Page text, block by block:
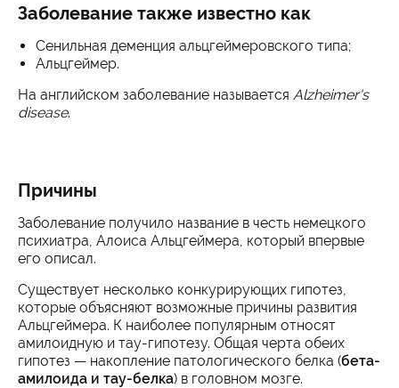
Заболевание также известно как
Сенильная деменция альцгеймеровского типа;
Альцгеймер.
На английском заболевание называется Alzheimer's
disease.
Причины
Заболевание получило название в честь немецкого
психиатра, Алоиса Альцгеймера, который впервые
его описал.
Существует несколько конкурирующих гипотез,
которые объясняют возможные причины развития
Альцгеймера. К наиболее популярным относят
амилоидную и тау-гипотезу. Общая черта обеих
гипотез — накопление патологического белка (бета-
амилоида и тау-белка) в головном мозге.